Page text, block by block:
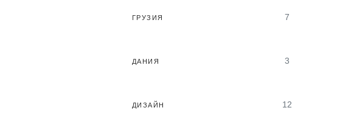
ГРУЗИЯ 7
ДАНИЯ 3
ДИЗАЙН 12